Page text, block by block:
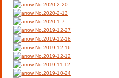
お問合せ
No.2020-2-20
No.2020-2-13
No.2020-1-7
No.2019-12-27
No.2019-12-18
No.2019-12-16
No.2019-12-12
No.2019-11-12
No.2019-10-24